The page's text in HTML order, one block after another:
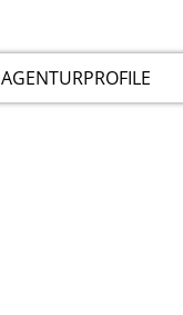
AGENTURPROFILE